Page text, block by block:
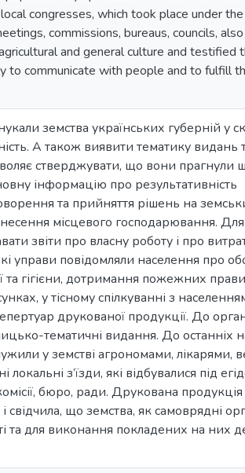
congresses, which took place under
commissions, bureaus, councils,
and general culture and testified
to communicate with people and to fulfill
земства українських губерній у
А також виявити тематику видань
стверджувати, що вони прагнули
інформацію про результативність
та прийняття рішень на
місцевого господарювання. Для
звіти про власну роботу і про
повідомляли населення про
гігієни, дотримання пожежних
у тісному спілкуванні з
друкованої продукції. До
тематичні видання. До останніх
у земстві агрономами, лікарями,
з’їзди, які відбувалися під
бюро, ради. Друкована
свідчила, що земства, як самоврядні
та для виконання покладених на них